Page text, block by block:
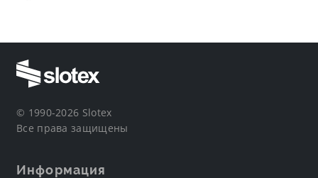
© 1990-2026 Slotex
Все права защищены
Информация